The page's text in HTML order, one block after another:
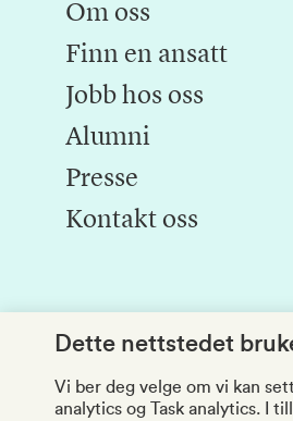
Om oss
Finn en ansatt
Jobb hos oss
Alumni
Presse
Kontakt oss
Dette nettstedet
Vi ber deg velge om vi kan
analytics og Task analytics. I